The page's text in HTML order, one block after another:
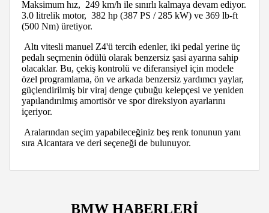
Maksimum hız, 249 km/h ile sınırlı kalmaya devam ediyor.
3.0 litrelik motor, 382 hp (387 PS / 285 kW) ve 369 lb-ft
(500 Nm) üretiyor.
Altı vitesli manuel Z4'ü tercih edenler, iki pedal yerine üç
pedalı seçmenin ödülü olarak benzersiz şasi ayarına sahip
olacaklar. Bu, çekiş kontrolü ve diferansiyel için modele
özel programlama, ön ve arkada benzersiz yardımcı yaylar,
güçlendirilmiş bir viraj denge çubuğu kelepçesi ve yeniden
yapılandırılmış amortisör ve spor direksiyon ayarlarını
içeriyor.
Aralarından seçim yapabileceğiniz beş renk tonunun yanı
sıra Alcantara ve deri seçeneği de bulunuyor.
BMW HABERLERİ